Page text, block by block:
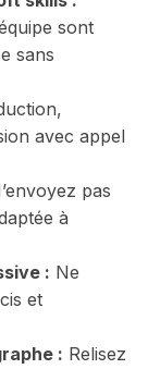
sont
sans
avec appel
pas
à
: Ne
et
: Relisez